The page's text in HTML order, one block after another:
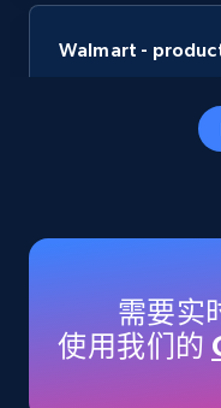
Walmart -
Specifications,
需要实
使用我们的